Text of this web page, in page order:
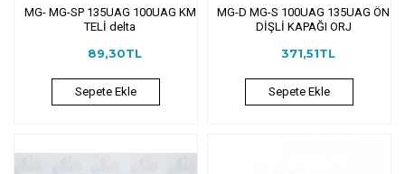
MG- MG-SP 135UAG 100UAG KM
TELİ delta
89,30TL
Sepete Ekle
MG-D MG-S 100UAG 135UAG ÖN
DİŞLİ KAPAĞI ORJ
371,51TL
Sepete Ekle